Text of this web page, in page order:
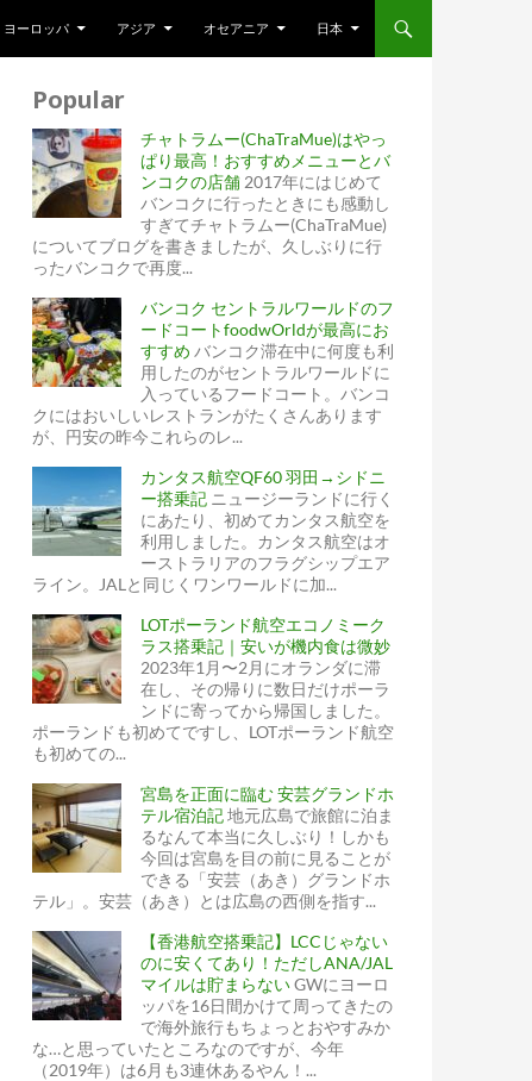
ヨーロッパ アジア オセアニア 日本
グレード!?
Popular
チャトラムー(ChaTraMue)はやっ
ぱり最高！おすすめメニューとバ
ンコクの店舗 2017年にはじめて
バンコクに行ったときにも感動し
すぎてチャトラムー(ChaTraMue)
についてブログを書きましたが、久しぶりに行
ったバンコクで再度...
バンコク セントラルワールドのフ
ードコートfoodwOrldが最高にお
すすめ バンコク滞在中に何度も利
用したのがセントラルワールドに
入っているフードコート。バンコ
クにはおいしいレストランがたくさんあります
が、円安の昨今これらのレ...
カンタス航空QF60 羽田→シドニ
ー搭乗記 ニュージーランドに行く
にあたり、初めてカンタス航空を
利用しました。カンタス航空はオ
ーストラリアのフラグシップエア
ライン。JALと同じくワンワールドに加...
LOTポーランド航空エコノミーク
ラス搭乗記｜安いが機内食は微妙
2023年1月〜2月にオランダに滞
在し、その帰りに数日だけポーラ
ンドに寄ってから帰国しました。
ポーランドも初めてですし、LOTポーランド航空
も初めての...
宮島を正面に臨む 安芸グランドホ
テル宿泊記地元広島で旅館に泊ま
るなんて本当に久しぶり！しかも
今回は宮島を目の前に見ることが
できる「安芸（あき）グランドホ
テル」。安芸（あき）とは広島の西側を指す...
【香港航空搭乗記】LCCじゃない
のに安くてあり！ただしANA/JAL
マイルは貯まらないGWにヨーロ
ッパを16日間かけて周ってきたの
で海外旅行もちょっとおやすみか
な…と思っていたところなのですが、今年
（2019年）は6月も3連休あるやん！...